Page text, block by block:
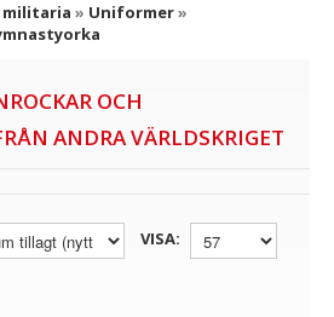
militaria » Uniformer»
OCH
ANDRA VÄRLDSKRIGET
VISA: